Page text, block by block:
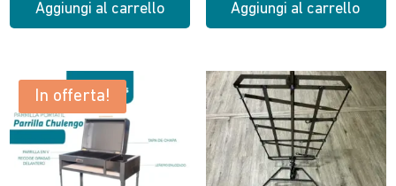
Aggiungi al carrello Aggiungi al carrello
In offerta!